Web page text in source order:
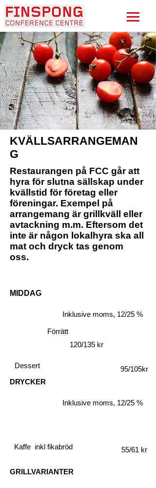
KVÄLLSARRANGEMAN
G
Restaurangen på FCC går att
hyra för slutna sällskap under
kvällstid för företag eller
föreningar. Exempel på
arrangemang är grillkväll eller
avtackning m.m. Eftersom det
inte är någon lokalhyra ska all
mat och dryck tas genom
oss.
MIDDAG
Inklusive moms, 12/25 %
Förrätt
120/135 kr
Dessert
95/105kr
DRYCKER
Inklusive moms, 12/25 %
Kaffe inkl fikabröd 55/61 kr
GRILLVARIANTER